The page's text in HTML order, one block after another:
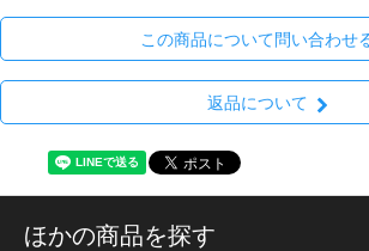
この商品について問い合わせ
返品について
ほかの商品を探す